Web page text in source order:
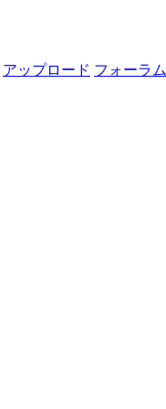
アップロード フォーラム